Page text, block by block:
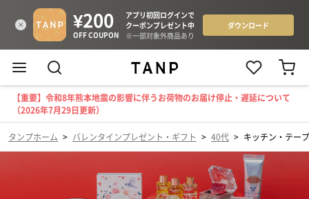
【重要】令和8年熊本地震の影響に伴うお荷物のお届け停止・遅延について
（2026年7月29日更新）
タンプホーム > バレンタインプレゼント・ギフト > 40代 > キッチン・テー